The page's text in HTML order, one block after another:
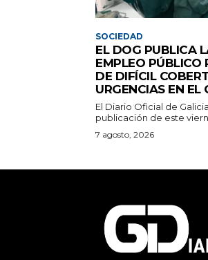
SOCIEDAD
EL DOG PUBLICA
EMPLEO PÚBLICO
DE DIFÍCIL
URGENCIAS EN EL
El Diario Oficial de
publicación de este
7 agosto, 2026